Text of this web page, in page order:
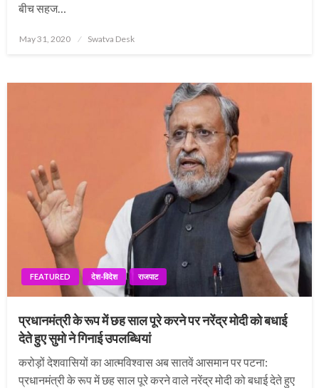
बीच सहज…
Posted
May 31, 2020 Swatva Desk
FEATURED देश-विदेश राजपाट
प्रधानमंत्री के रूप में छह साल पूरे करने पर नरेंद्र मोदी को बधाई
देते हुए सुमो ने गिनाई उपलब्धियां
करोड़ों देशवासियों का आत्मविश्वास अब सातवें आसमान पर पटना:
प्रधानमंत्री के रूप में छह साल पूरे करने वाले नरेंद्र मोदी को बधाई देते हुए